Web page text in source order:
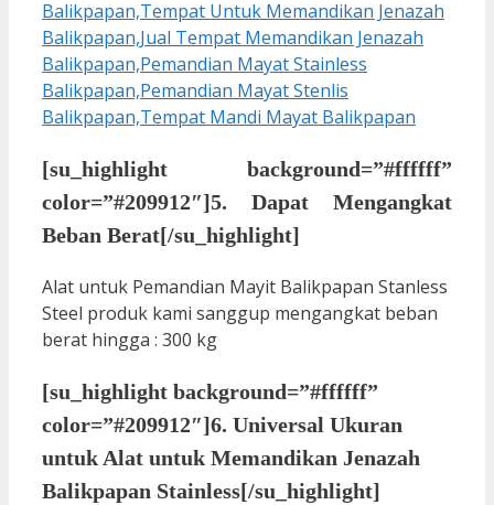
[su_highlight background=”#ffffff”
color=”#209912″]5. Dapat Mengangkat
Beban Berat[/su_highlight]
Alat untuk Pemandian Mayit Balikpapan Stanless
Steel produk kami sanggup mengangkat beban
berat hingga : 300 kg
[su_highlight background=”#ffffff”
color=”#209912″]6. Universal Ukuran
untuk Alat untuk Memandikan Jenazah
Balikpapan Stainless[/su_highlight]